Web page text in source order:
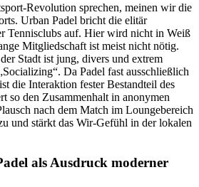
Revolution sprechen, meinen wir die
Urban Padel bricht die elitär
Tennisclubs auf. Hier wird nicht in Weiß
Mitgliedschaft ist meist nicht nötig.
Stadt ist jung, divers und extrem
Da Padel fast ausschließlich
die Interaktion fester Bestandteil des
so den Zusammenhalt in anonymen
nach dem Match im Loungebereich
und stärkt das Wir-Gefühl in der lokalen
als Ausdruck moderner